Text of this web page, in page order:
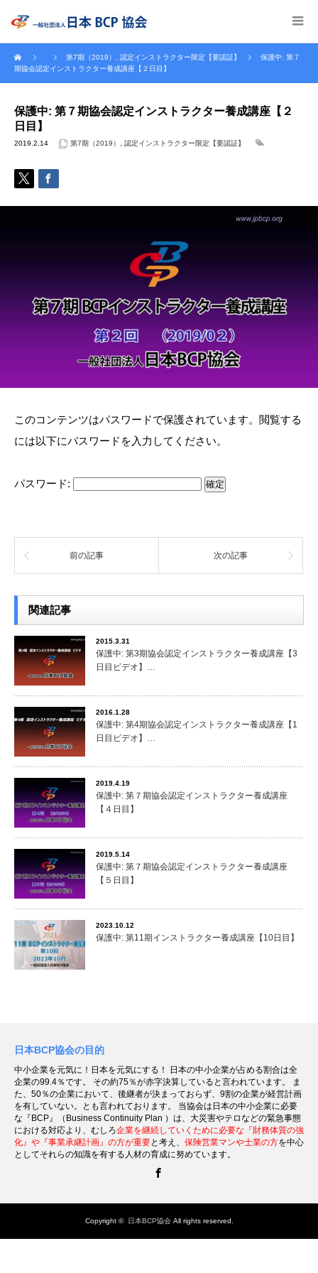
第7期（2019） 認定インストラクター限定【要認証】
保護中: 第７
期協会認定インストラクター養成講座【２日目】
保護中: 第７期協会認定インストラクター養成講座【２
日目】
2019.2.14 第7期（2019） 認定インストラクター限定【要認証】
このコンテンツはパスワードで保護されています。閲覧する
には以下にパスワードを入力してください。
パスワード:
前の記事 次の記事
関連記事
2015.3.31
保護中: 第3期協会認定インストラクター養成講座【3
日目ビデオ】…
2016.1.28
保護中: 第4期協会認定インストラクター養成講座【1
日目ビデオ】…
2019.4.19
保護中: 第７期協会認定インストラクター養成講座
【４日目】
2019.5.14
保護中: 第７期協会認定インストラクター養成講座
【５日目】
2023.10.12
保護中: 第11期インストラクター養成講座【10日目】
日本BCP協会の目的
中小企業を元気に！日本を元気にする！ 日本の中小企業が占める割合は全
企業の99.4％です。 その約75％が赤字決算していると言われています。 ま
た、50％の企業において、後継者が決まっておらず、9割の企業が経営計画
を有していない。とも言われております。 当協会は日本の中小企業に必要
な『BCP』（Business Continuity Plan ）は、大災害やテロなどの緊急事態
における対応より、むしろ企業を継続していくために必要な『財務体質の強
化』や『事業承継計画』の方が重要と考え、 保険営業マンや士業の方を中心
としてそれらの知識を有する人材の育成に努めています。
Copyright © 日本BCP協会All rights reserved.